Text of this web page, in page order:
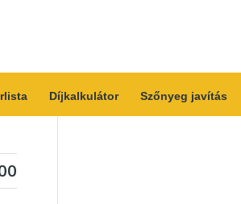
Díjkalkulátor Szőnyeg javítás